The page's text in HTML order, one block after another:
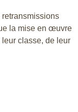
retransmissions
la mise en œuvre
classe, de leur